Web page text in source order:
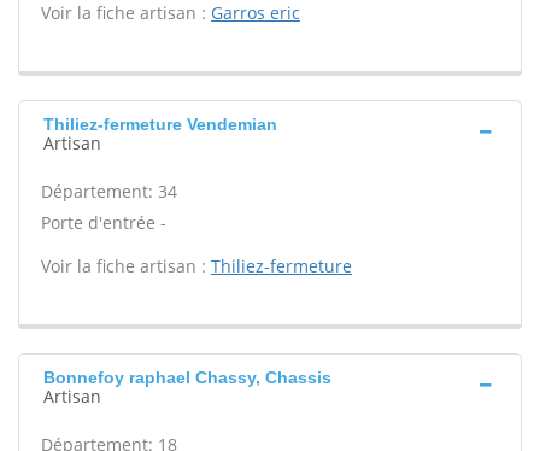
Voir la fiche artisan : Garros eric
Thiliez-fermeture Vendemian
Artisan
Département: 34
Porte d'entrée -
Voir la fiche artisan : Thiliez-fermeture
Bonnefoy raphael Chassy, Chassis
Artisan
Département: 18